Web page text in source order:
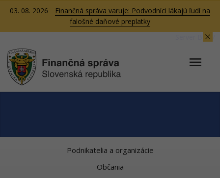
03. 08. 2026
Finančná správa varuje: Podvodníci lákajú ľudí na
falošné daňové preplatky
Server BB07
Podnikatelia a organizácie
Občania